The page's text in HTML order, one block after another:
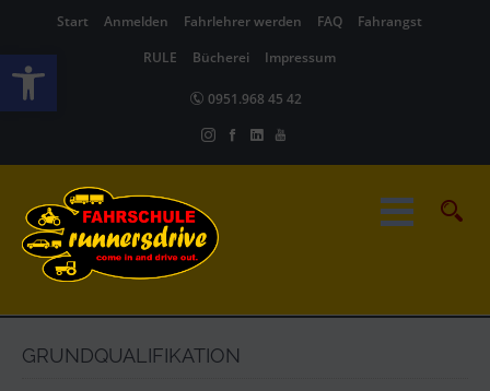
Werkzeugleiste öffnen
Start Anmelden Fahrlehrer werden FAQ
Fahrangst
RULE
Bücherei Impressum
0951.968 45 42
GRUNDQUALIFIKATION